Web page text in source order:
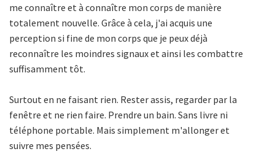
me connaître et à connaître mon corps de manière
totalement nouvelle. Grâce à cela, j'ai acquis une
perception si fine de mon corps que je peux déjà
reconnaître les moindres signaux et ainsi les combattre
suffisamment tôt.
Surtout en ne faisant rien. Rester assis, regarder par la
fenêtre et ne rien faire. Prendre un bain. Sans livre ni
téléphone portable. Mais simplement m'allonger et
suivre mes pensées.